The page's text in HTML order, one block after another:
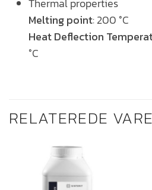
Melting point: 200 °C
Heat Deflection
°C
RELATEREDE